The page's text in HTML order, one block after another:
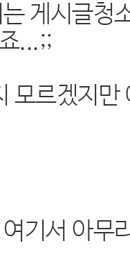
게시글청
...;;
모르겠지만
기서 아무